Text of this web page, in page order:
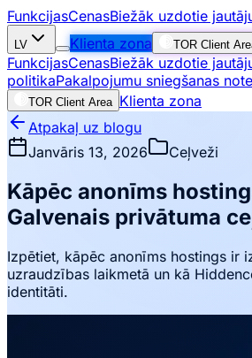
FunkcijasCenasBiežāk uzdotie
LV Klienta zona TOR Client
FunkcijasCenasBiežāk uzdotie
politikaPakalpojumu sniegšanas
TOR Client Area Klienta zona
Atpakaļ uz blogu
Janvāris 13, 2026
Ceļveži
Kāpēc anonīms
Galvenais privātuma
Izpētiet, kāpēc anonīms hostings ir
uzraudzības laikmetā un kā
identitāti.